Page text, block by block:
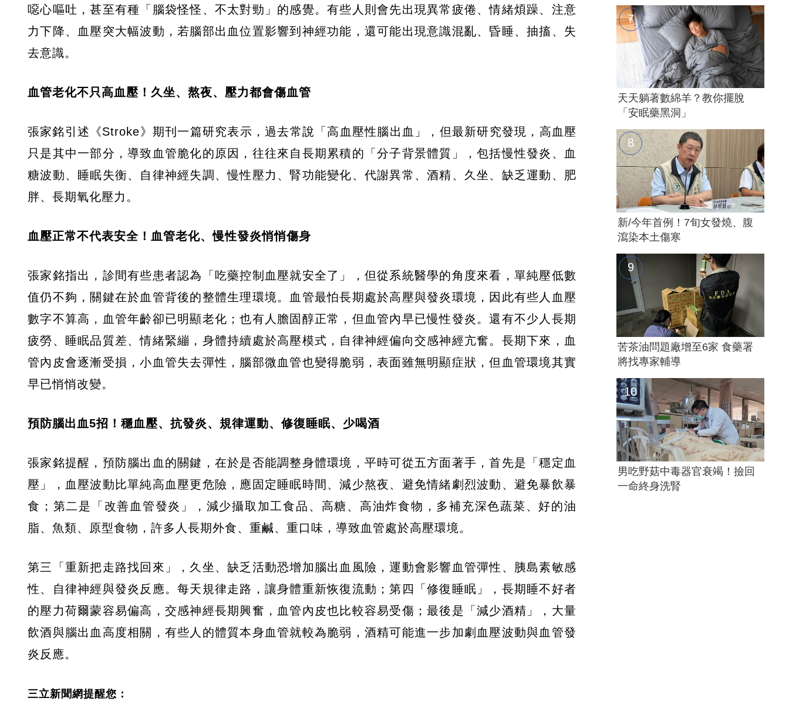
噁心嘔吐，甚至有種「腦袋怪怪、不太對勁」的感覺。有些人則會先出現異常疲倦、情緒煩躁、注意
力下降、血壓突大幅波動，若腦部出血位置影響到神經功能，還可能出現意識混亂、昏睡、抽搐、失
去意識。
血管老化不只高血壓！久坐、熬夜、壓力都會傷血管
張家銘引述《Stroke》期刊一篇研究表示，過去常說「高血壓性腦出血」，但最新研究發現，高血壓
只是其中一部分，導致血管脆化的原因，往往來自長期累積的「分子背景體質」，包括慢性發炎、血
糖波動、睡眠失衡、自律神經失調、慢性壓力、腎功能變化、代謝異常、酒精、久坐、缺乏運動、肥
胖、長期氧化壓力。
血壓正常不代表安全！血管老化、慢性發炎悄悄傷身
張家銘指出，診間有些患者認為「吃藥控制血壓就安全了」，但從系統醫學的角度來看，單純壓低數
值仍不夠，關鍵在於血管背後的整體生理環境。血管最怕長期處於高壓與發炎環境，因此有些人血壓
數字不算高，血管年齡卻已明顯老化；也有人膽固醇正常，但血管內早已慢性發炎。還有不少人長期
疲勞、睡眠品質差、情緒緊繃，身體持續處於高壓模式，自律神經偏向交感神經亢奮。長期下來，血
管內皮會逐漸受損，小血管失去彈性，腦部微血管也變得脆弱，表面雖無明顯症狀，但血管環境其實
早已悄悄改變。
預防腦出血5招！穩血壓、抗發炎、規律運動、修復睡眠、少喝酒
張家銘提醒，預防腦出血的關鍵，在於是否能調整身體環境，平時可從五方面著手，首先是「穩定血
壓」，血壓波動比單純高血壓更危險，應固定睡眠時間、減少熬夜、避免情緒劇烈波動、避免暴飲暴
食；第二是「改善血管發炎」，減少攝取加工食品、高糖、高油炸食物，多補充深色蔬菜、好的油
脂、魚類、原型食物，許多人長期外食、重鹹、重口味，導致血管處於高壓環境。
第三「重新把走路找回來」，久坐、缺乏活動恐增加腦出血風險，運動會影響血管彈性、胰島素敏感
性、自律神經與發炎反應。每天規律走路，讓身體重新恢復流動；第四「修復睡眠」，長期睡不好者
的壓力荷爾蒙容易偏高，交感神經長期興奮，血管內皮也比較容易受傷；最後是「減少酒精」，大量
飲酒與腦出血高度相關，有些人的體質本身血管就較為脆弱，酒精可能進一步加劇血壓波動與血管發
炎反應。
三立新聞網提醒您：
天天躺著數綿羊？教你擺脫
「安眠藥黑洞」
新/今年首例！7旬女發燒、腹
瀉染本土傷寒
苦茶油問題廠增至6家 食藥署
將找專家輔導
男吃野菇中毒器官衰竭！撿回
一命終身洗腎